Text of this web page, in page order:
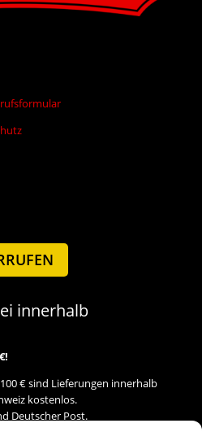
innerhalb
€ sind Lieferungen innerhalb
kostenlos.
Deutscher Post.